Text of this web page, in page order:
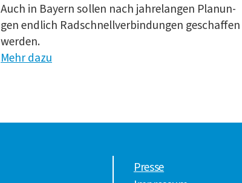
Auch in Bay­ern sol­len nach jah­re­lan­gen Pla­nun­
gen end­lich Rad­schnell­ver­bin­dun­gen geschaf­fen
wer­den.
Mehr dazu
Presse